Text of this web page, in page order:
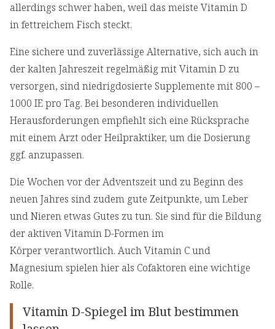
allerdings schwer haben, weil das meiste Vitamin D
in fettreichem Fisch steckt.
Eine sichere und zuverlässige Alternative, sich auch in
der kalten Jahreszeit regelmäßig mit Vitamin D zu
versorgen, sind niedrigdosierte Supplemente mit 800 –
1000 IE pro Tag. Bei besonderen individuellen
Herausforderungen empfiehlt sich eine Rücksprache
mit einem Arzt oder Heilpraktiker, um die Dosierung
ggf. anzupassen.
Die Wochen vor der Adventszeit und zu Beginn des
neuen Jahres sind zudem gute Zeitpunkte, um Leber
und Nieren etwas Gutes zu tun. Sie sind für die Bildung
der aktiven Vitamin D-Formen im
Körper verantwortlich. Auch Vitamin C und
Magnesium spielen hier als Cofaktoren eine wichtige
Rolle.
Vitamin D-Spiegel im Blut bestimmen